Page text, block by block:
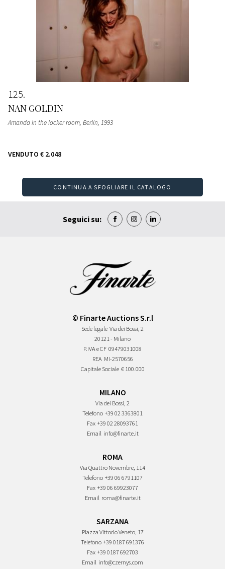
125
NAN GOLDIN
Amanda in the locker room, Berlin, 1993
VENDUTO € 2.048
CONTINUA A SFOGLIARE IL CATALOGO
Seguici su:
© Finarte Auctions S.r.l
Sede legale Via dei Bossi, 2
20121 - Milano
P.IVA e CF 09479031008
REA MI-2570656
Capitale Sociale € 100.000
MILANO
Via dei Bossi, 2
Telefono +39 02 3363801
Fax +39 02 28093761
Email info@finarte.it
ROMA
Via Quattro Novembre, 114
Telefono +39 06 6791107
Fax +39 06 69923077
Email roma@finarte.it
SARZANA
Piazza Vittorio Veneto, 17
Telefono +39 0187 691376
Fax +39 0187 692703
Email info@czernys.com